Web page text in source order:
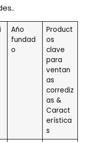
Año
fundad
o
Product
os
clave
para
ventan
as
corrediz
as &
Caract
erística
s